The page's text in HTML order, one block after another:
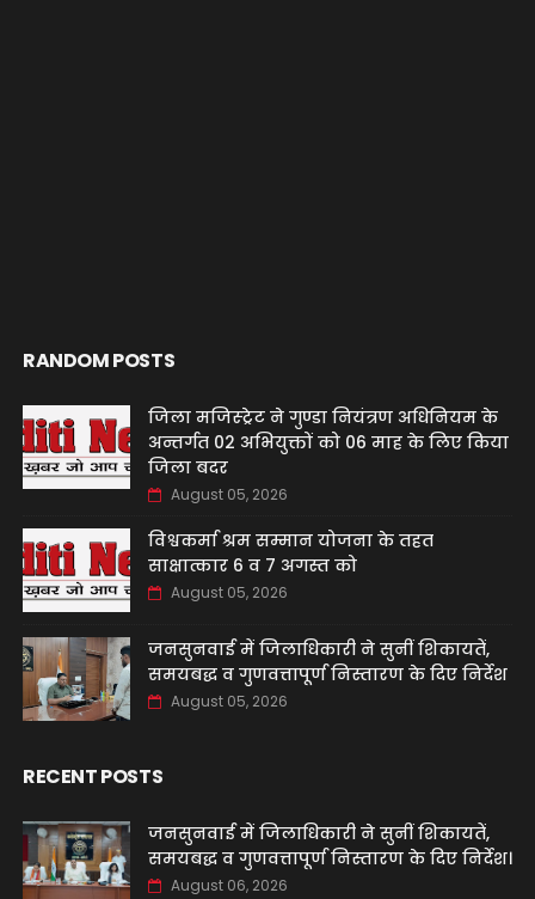
RANDOM POSTS
जिला मजिस्ट्रेट ने गुण्डा नियंत्रण अधिनियम के
अन्तर्गत 02 अभियुक्तों को 06 माह के लिए किया
जिला बदर
August 05, 2026
विश्वकर्मा श्रम सम्मान योजना के तहत
साक्षात्कार 6 व 7 अगस्त को
August 05, 2026
जनसुनवाई में जिलाधिकारी ने सुनीं शिकायतें,
समयबद्ध व गुणवत्तापूर्ण निस्तारण के दिए निर्देश
August 05, 2026
RECENT POSTS
जनसुनवाई में जिलाधिकारी ने सुनीं शिकायतें,
समयबद्ध व गुणवत्तापूर्ण निस्तारण के दिए निर्देश।
August 06, 2026